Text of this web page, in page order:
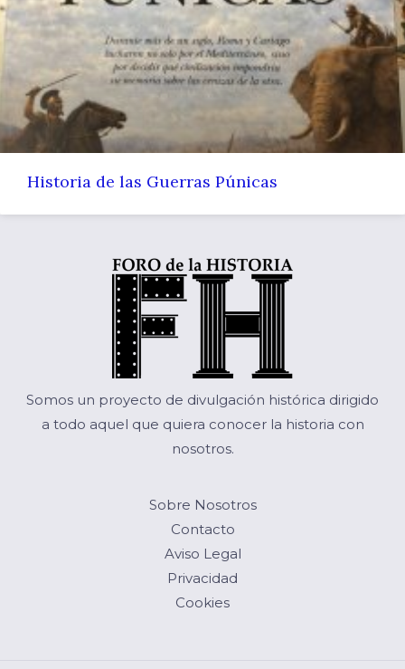
Historia de las Guerras Púnicas
Somos un proyecto de divulgación histórica dirigido
a todo aquel que quiera conocer la historia con
nosotros.
Sobre Nosotros
Contacto
Aviso Legal
Privacidad
Cookies